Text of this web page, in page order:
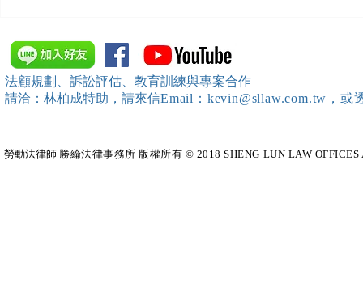
座談會(桃園場)）邀請本所所
長 邱靖棠律師擔任《2026 勞
動新制不踩雷！血淚實務案例
大公開》講師
擔任移工
法顧規劃、訴訟評估、教育訓練與專案合作
請洽：林柏成特助 ，請來信Email：kevin@sllaw.com.tw，
勞動法律師​ 勝綸法律事務所 版權所有 © 2018 SHENG LUN LAW